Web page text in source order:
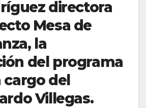
directora
Mesa de
la
del programa
del
Villegas.